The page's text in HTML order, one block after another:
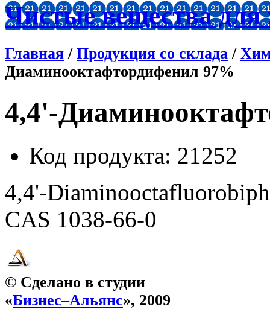
Чистые вещества для
Главная / Продукция со склада /
Диаминооктафтордифенил 97%
4,4'-
Код продукта: 21252
4,4'-
CAS 1038-66-0
© Сделано в студии
«Бизнес–Альянс», 2009